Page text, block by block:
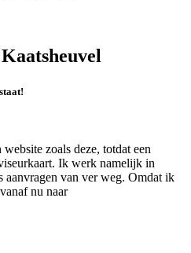
zoals deze, totdat een
Ik werk namelijk in
aanvragen van ver weg. Omdat ik
nu naar